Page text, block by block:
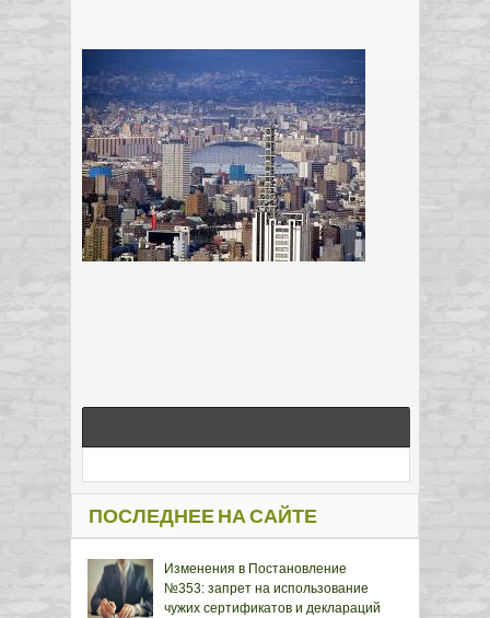
ПОСЛЕДНЕЕ НА САЙТЕ
Изменения в Постановление
№353: запрет на использование
чужих сертификатов и деклараций